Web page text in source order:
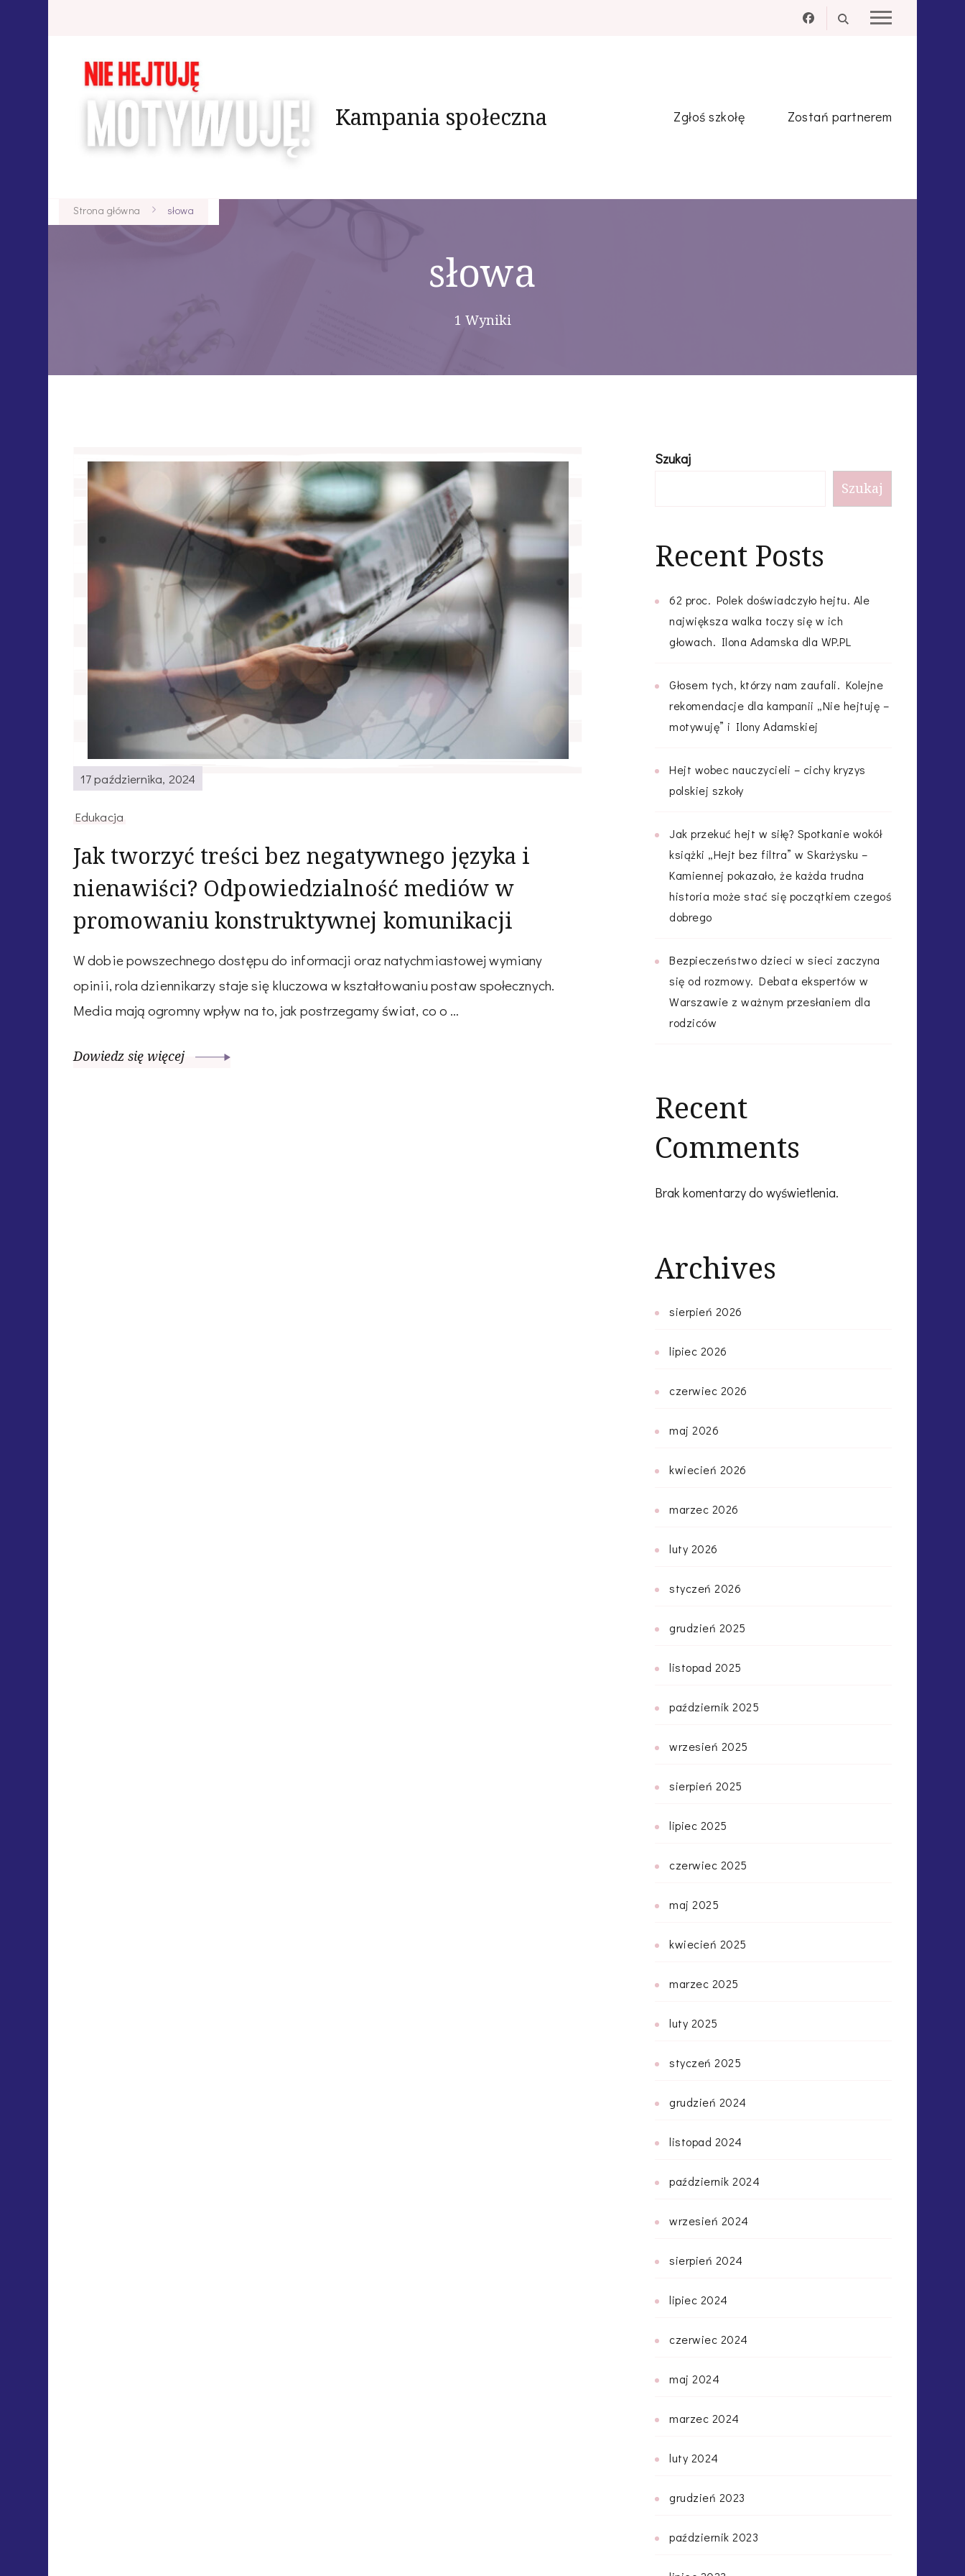
Kampania społeczna Zgłoś szkołę Zostań partnerem
Strona główna słowa
słowa
1 Wyniki
17 października, 2024
Edukacja
Jak tworzyć treści bez negatywnego języka i
nienawiści? Odpowiedzialność mediów w
promowaniu konstruktywnej komunikacji
W dobie powszechnego dostępu do informacji oraz natychmiastowej wymiany
opinii, rola dziennikarzy staje się kluczowa w kształtowaniu postaw społecznych.
Media mają ogromny wpływ na to, jak postrzegamy świat, co o …
Dowiedz się więcej
Szukaj
Szukaj
Recent Posts
62 proc. Polek doświadczyło hejtu. Ale
największa walka toczy się w ich
głowach. Ilona Adamska dla WP.PL
Głosem tych, którzy nam zaufali. Kolejne
rekomendacje dla kampanii „Nie hejtuję –
motywuję” i Ilony Adamskiej
Hejt wobec nauczycieli – cichy kryzys
polskiej szkoły
Jak przekuć hejt w siłę? Spotkanie wokół
książki „Hejt bez filtra” w Skarżysku –
Kamiennej pokazało, że każda trudna
historia może stać się początkiem czegoś
dobrego
Bezpieczeństwo dzieci w sieci zaczyna
się od rozmowy. Debata ekspertów w
Warszawie z ważnym przesłaniem dla
rodziców
Recent
Comments
Brak komentarzy do wyświetlenia.
Archives
sierpień 2026
lipiec 2026
czerwiec 2026
maj 2026
kwiecień 2026
marzec 2026
luty 2026
styczeń 2026
grudzień 2025
listopad 2025
październik 2025
wrzesień 2025
sierpień 2025
lipiec 2025
czerwiec 2025
maj 2025
kwiecień 2025
marzec 2025
luty 2025
styczeń 2025
grudzień 2024
listopad 2024
październik 2024
wrzesień 2024
sierpień 2024
lipiec 2024
czerwiec 2024
maj 2024
marzec 2024
luty 2024
grudzień 2023
październik 2023